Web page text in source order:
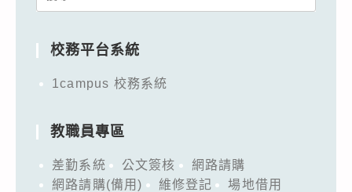
校務平台系統
1campus 校務系統
教職員專區
差勤系統 公文簽核
網路請購
網路請購(備用)
維修登記
場地借用